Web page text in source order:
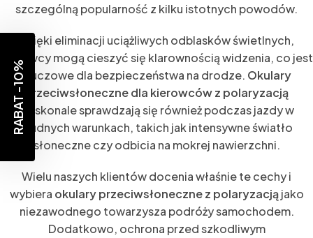
szczególną popularność z kilku istotnych powodów.
Dzięki eliminacji uciążliwych odblasków świetlnych,
kierowcy mogą cieszyć się klarownością widzenia, co jest
kluczowe dla bezpieczeństwa na drodze. Okulary
przeciwsłoneczne dla kierowców z polaryzacją
doskonale sprawdzają się również podczas jazdy w
trudnych warunkach, takich jak intensywne światło
słoneczne czy odbicia na mokrej nawierzchni.
Wielu naszych klientów docenia właśnie te cechy i
wybiera okulary przeciwsłoneczne z polaryzacjąjako
niezawodnego towarzysza podróży samochodem.
Dodatkowo, ochrona przed szkodliwym
RABAT -10%